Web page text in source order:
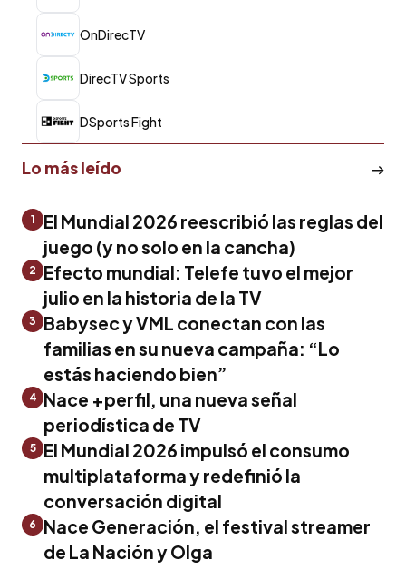
OnDirecTV
DirecTV Sports
DSports Fight
Lo más leído
1
El Mundial 2026 reescribió las reglas del
juego (y no solo en la cancha)
2
Efecto mundial: Telefe tuvo el mejor
julio en la historia de la TV
3
Babysec y VML conectan con las
familias en su nueva campaña: “Lo
estás haciendo bien”
4 Nace +perfil, una nueva señal
periodística de TV
5
El Mundial 2026 impulsó el consumo
multiplataforma y redefinió la
conversación digital
6
Nace Generación, el festival streamer
de La Nación y Olga